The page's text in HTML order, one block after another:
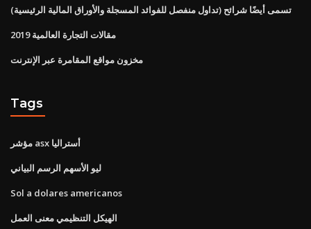
تسمى أيضًا شرائح (تداول منفصل للفوائد المسجلة والأوراق المالية الرئيسية)
مقالات التجارة العالمية 2019
مخزون مواقع المقامرة عبر الإنترنت
Tags
مؤشر asx أستراليا
ليو الأسهم الرسم البياني
Sol a dolares americanos
الهيكل التنظيمي معنى العمل